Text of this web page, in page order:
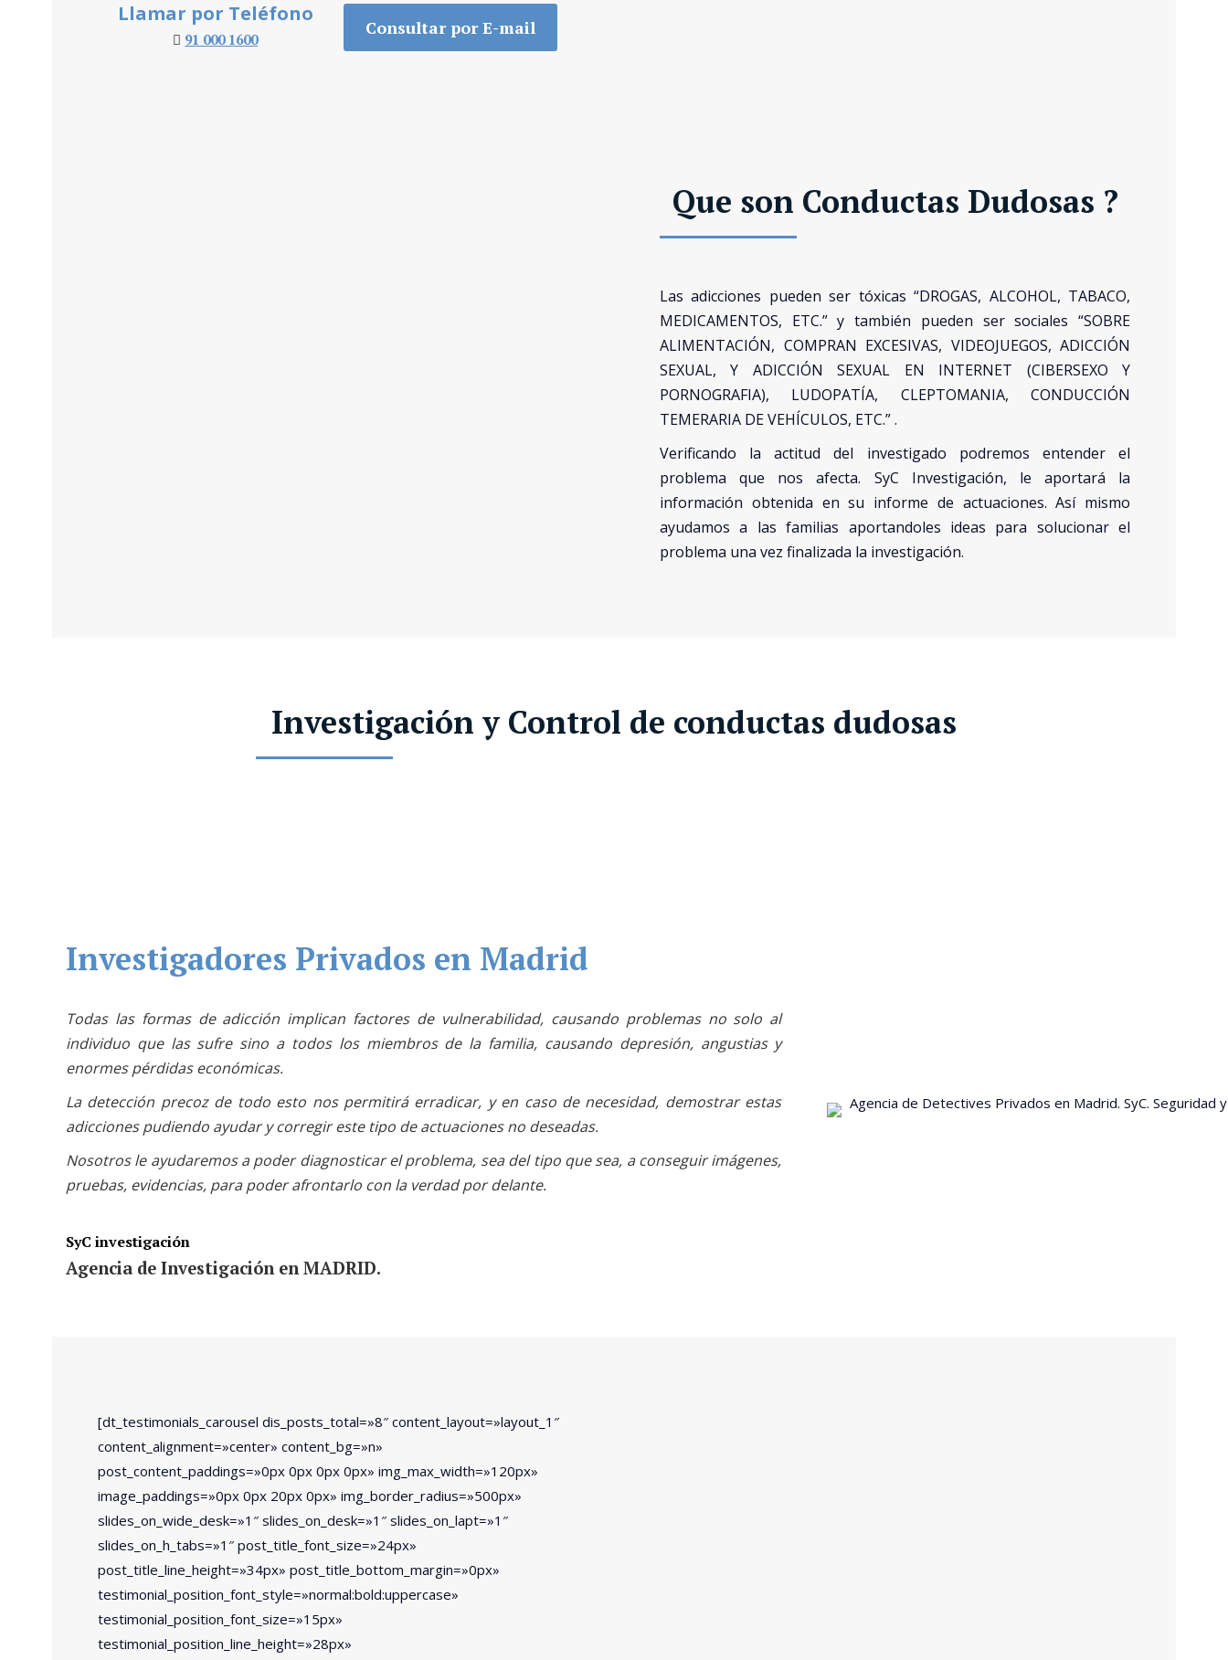
Llamar por Teléfono
91 000 1600
Consultar por E-mail
Que son Conductas Dudosas ?
Las adicciones pueden ser tóxicas “DROGAS, ALCOHOL, TABACO,
MEDICAMENTOS, ETC.” y también pueden ser sociales “SOBRE
ALIMENTACIÓN, COMPRAN EXCESIVAS, VIDEOJUEGOS, ADICCIÓN
SEXUAL, Y ADICCIÓN SEXUAL EN INTERNET (CIBERSEXO Y
PORNOGRAFIA), LUDOPATÍA, CLEPTOMANIA, CONDUCCIÓN
TEMERARIA DE VEHÍCULOS, ETC.” .
Verificando la actitud del investigado podremos entender el
problema que nos afecta. SyC Investigación, le aportará la
información obtenida en su informe de actuaciones. Así mismo
ayudamos a las familias aportandoles ideas para solucionar el
problema una vez finalizada la investigación.
Investigación y Control de conductas dudosas
Investigadores Privados en Madrid
Todas las formas de adicción implican factores de vulnerabilidad, causando problemas no solo al
individuo que las sufre sino a todos los miembros de la familia, causando depresión, angustias y
enormes pérdidas económicas.
La detección precoz de todo esto nos permitirá erradicar, y en caso de necesidad, demostrar estas
adicciones pudiendo ayudar y corregir este tipo de actuaciones no deseadas.
Nosotros le ayudaremos a poder diagnosticar el problema, sea del tipo que sea, a conseguir imágenes,
pruebas, evidencias, para poder afrontarlo con la verdad por delante.
SyC investigación
Agencia de Investigación en MADRID.
[dt_testimonials_carousel dis_posts_total=»8″ content_layout=»layout_1″
content_alignment=»center» content_bg=»n»
post_content_paddings=»0px 0px 0px 0px» img_max_width=»120px»
image_paddings=»0px 0px 20px 0px» img_border_radius=»500px»
slides_on_wide_desk=»1″ slides_on_desk=»1″ slides_on_lapt=»1″
slides_on_h_tabs=»1″ post_title_font_size=»24px»
post_title_line_height=»34px» post_title_bottom_margin=»0px»
testimonial_position_font_style=»normal:bold:uppercase»
testimonial_position_font_size=»15px»
testimonial_position_line_height=»28px»